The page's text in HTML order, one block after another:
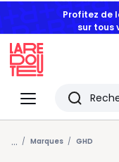
Profitez de
sur tous
Menu
Redoute
Les
derniers
... Marques GHD